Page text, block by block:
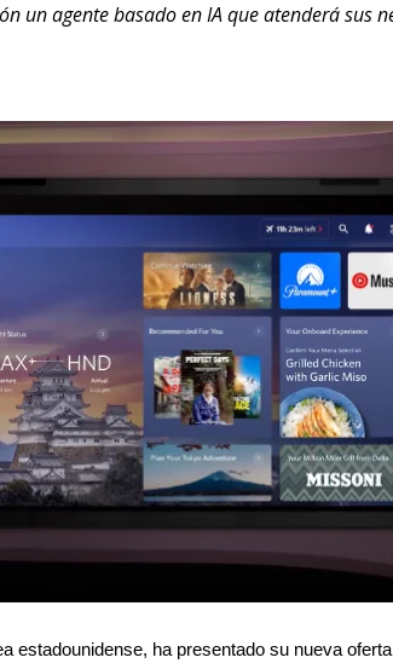
un agente basado en IA que atenderá sus
estadounidense, ha presentado su nueva